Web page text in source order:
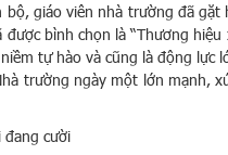
giáo viên nhà trường đã
bình chọn là “Thương
tự hào và cũng là động lực
trường ngày một lớn mạnh,